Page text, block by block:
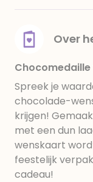
cacaomassa,
citroenzuur
kleurstoffen: E102,
Over
Chocomedaille
Spreek je
chocolade-
krijgen!
met een dun
wenskaart
feestelijk
cadeau!